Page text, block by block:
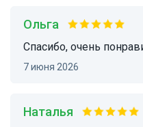
Ольга
Спасибо, очень
7 июня 2026
Наталья